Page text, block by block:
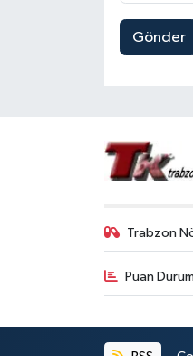
Gönder
Trabzon
Puan